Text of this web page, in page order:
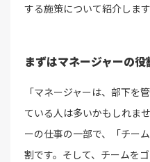
する施策について紹介します
まずはマネージャーの役
「マネージャーは、部下を
ている人は多いかもしれま
ーの仕事の一部で、「チー
割です。そして、チームを